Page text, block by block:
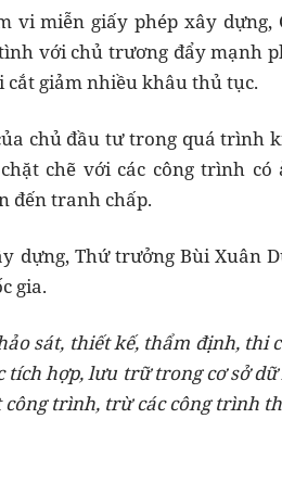
vi miễn giấy phép xây dựng,
với chủ trương đẩy mạnh
cắt giảm nhiều khâu thủ tục.
chủ đầu tưtrong quá trình
chẽ với các công trình có
đến tranh chấp.
dựng, Thứ trưởng Bùi Xuân
gia.
sát, thiết kế, thẩm định, thi
tích hợp, lưu trữ trong cơ sở
công trình, trừ các công trình